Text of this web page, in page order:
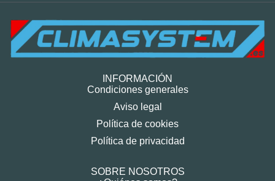
INFORMACIÓN
Condiciones generales
Aviso legal
Política de cookies
Política de privacidad
SOBRE NOSOTROS